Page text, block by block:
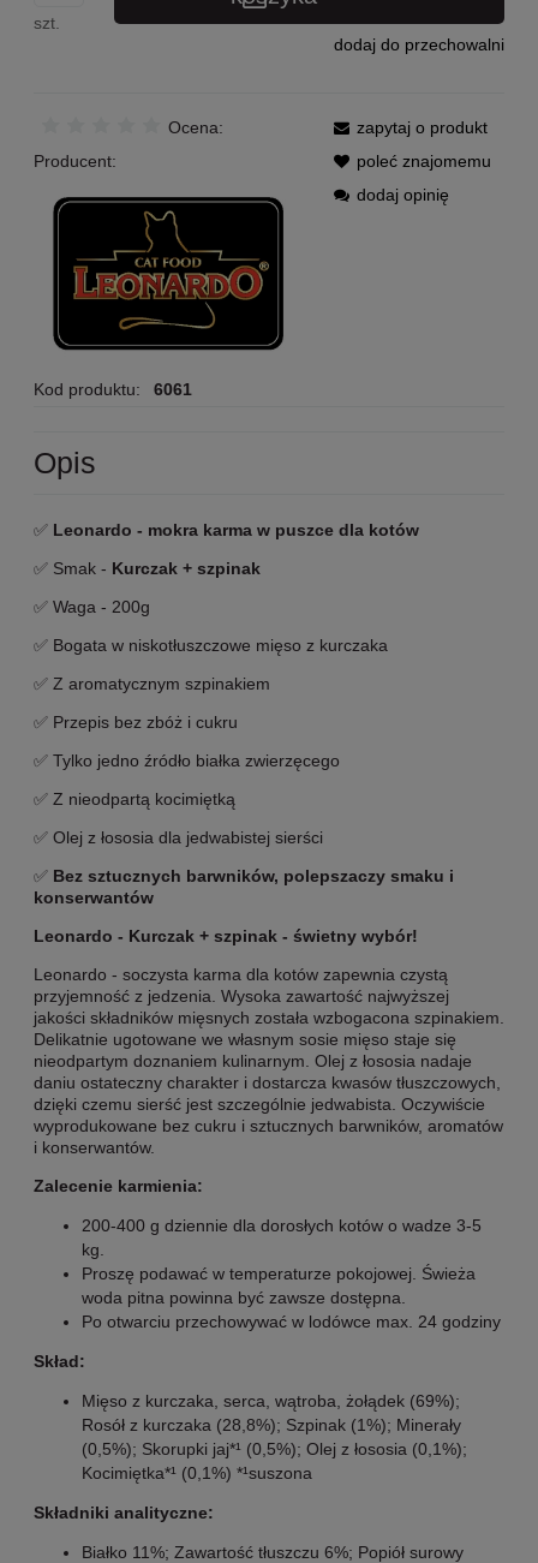
szt.
dodaj do przechowalni
Ocena:
Producent:
Kod produktu: 6061
zapytaj o produkt
poleć znajomemu
dodaj opinię
Opis
✅ Leonardo - mokra karma w puszce dla kotów
✅ Smak - Kurczak + szpinak
✅ Waga - 200g
✅ Bogata w niskotłuszczowe mięso z kurczaka
✅ Z aromatycznym szpinakiem
✅ Przepis bez zbóż i cukru
✅ Tylko jedno źródło białka zwierzęcego
✅ Z nieodpartą kocimiętką
✅ Olej z łososia dla jedwabistej sierści
✅ Bez sztucznych barwników, polepszaczy smaku i
konserwantów
Leonardo - Kurczak + szpinak - świetny wybór!
Leonardo - soczysta karma dla kotów zapewnia czystą
przyjemność z jedzenia. Wysoka zawartość najwyższej
jakości składników mięsnych została wzbogacona szpinakiem.
Delikatnie ugotowane we własnym sosie mięso staje się
nieodpartym doznaniem kulinarnym. Olej z łososia nadaje
daniu ostateczny charakter i dostarcza kwasów tłuszczowych,
dzięki czemu sierść jest szczególnie jedwabista. Oczywiście
wyprodukowane bez cukru i sztucznych barwników, aromatów
i konserwantów.
Zalecenie karmienia:
200-400 g dziennie dla dorosłych kotów o wadze 3-5
kg.
Proszę podawać w temperaturze pokojowej. Świeża
woda pitna powinna być zawsze dostępna.
Po otwarciu przechowywać w lodówce max. 24 godziny
Skład:
Mięso z kurczaka, serca, wątroba, żołądek (69%);
Rosół z kurczaka (28,8%); Szpinak (1%); Minerały
(0,5%); Skorupki jaj*¹ (0,5%); Olej z łososia (0,1%);
Kocimiętka*¹ (0,1%) *¹suszona
Składniki analityczne:
Białko 11%; Zawartość tłuszczu 6%; Popiół surowy